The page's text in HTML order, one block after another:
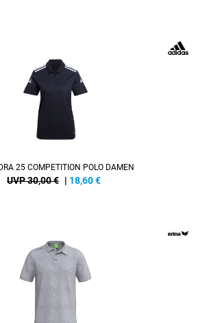
25 COMPETITION POLO DAMEN
UVP 30,00 € | 18,60€